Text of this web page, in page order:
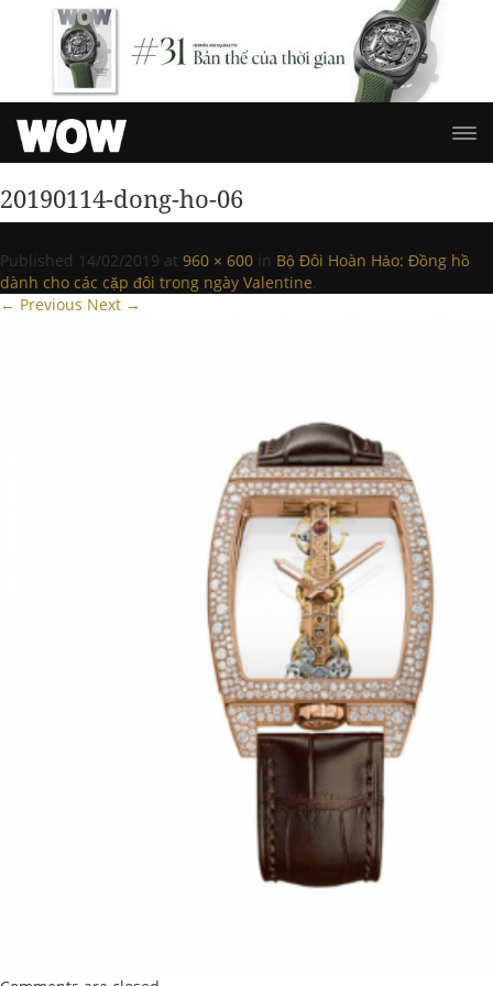
20190114-dong-ho-06
Published 14/02/2019 at 960 × 600 in Bộ Đôi Hoàn Hảo: Đồng hồ
dành cho các cặp đôi trong ngày Valentine.
← Previous Next →